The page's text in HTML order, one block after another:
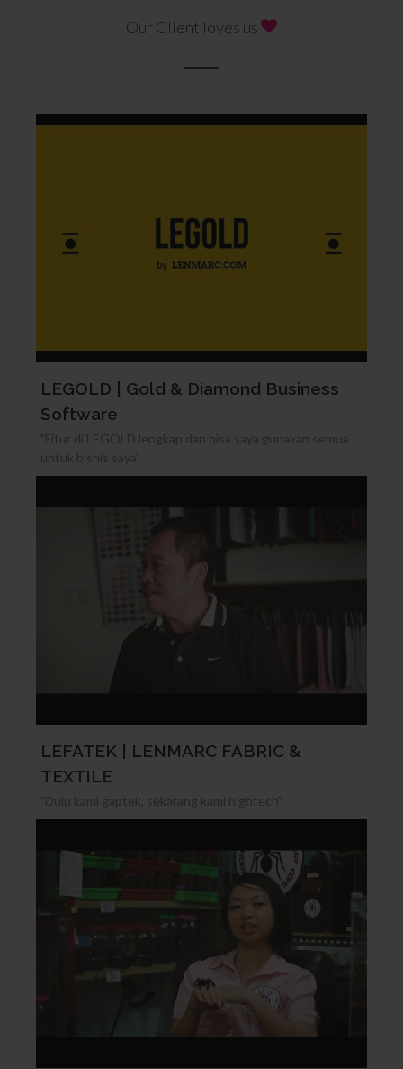
Our Client loves us
LEGOLD | Gold & Diamond Business
Software
"Fitur di LEGOLD lengkap dan bisa saya gunakan semua
untuk bisnis saya"
LEFATEK | LENMARC FABRIC &
TEXTILE
"Dulu kami gaptek, sekarang kami hightech"